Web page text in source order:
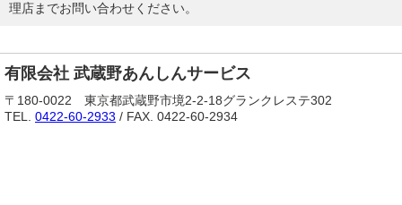
理店までお問い合わせください。
有限会社 武蔵野あんしんサービス
〒180-0022 東京都武蔵野市境2-2-18グランクレステ302
TEL. 0422-60-2933 / FAX. 0422-60-2934